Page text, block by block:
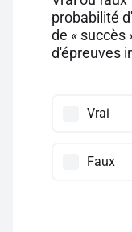
Pour
probabilité
de « succès
d'épreuves
Vrai
Faux